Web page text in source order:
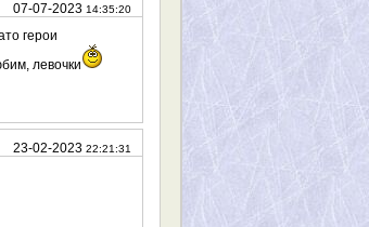
07-07-2023 14:35:20
герои
левочки
23-02-2023 22:21:31